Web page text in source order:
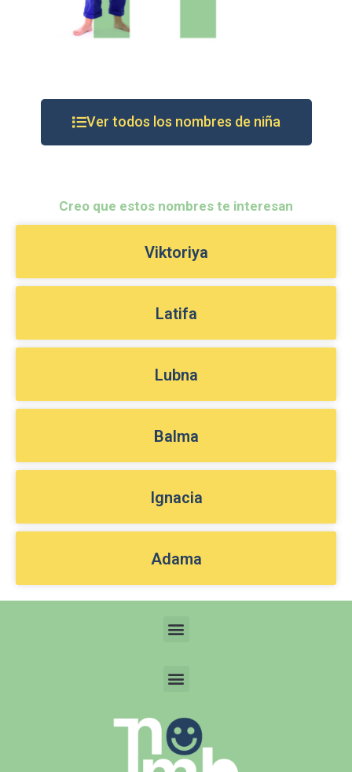
Ver todos los nombres de niña
Creo que estos nombres te interesan
Viktoriya
Latifa
Lubna
Balma
Ignacia
Adama